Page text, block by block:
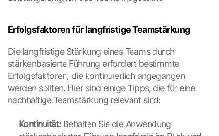
Erfolgsfaktoren für langfristige Teamstärkung
Die langfristige Stärkung eines Teams durch
stärkenbasierte Führung erfordert bestimmte
Erfolgsfaktoren, die kontinuierlich angegangen
werden sollten. Hier sind einige Tipps, die für eine
nachhaltige Teamstärkung relevant sind:
Kontinuität: Behalten Sie die Anwendung
a
a
i
l
l
b
r